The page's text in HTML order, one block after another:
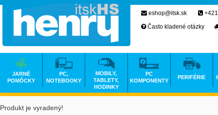
Produkt je vyradený!
eshop@itsk.sk
Často kladené otázky
JARNÉ
POMÔCKY
PC,
NOTEBOOKY
MOBILY,
TABLETY,
HODINKY
PC
KOMPONENTY
PERIFÉRIE